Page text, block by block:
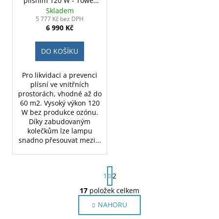
Pro
Skladem
5 777 Kč bez DPH
6 990 Kč
DO KOŠÍKU
Pro likvidaci a prevenci
plísní ve vnitřních
prostorách, vhodné až do
60 m2. Vysoký výkon 120
W bez produkce ozónu.
Díky zabudovaným
kolečkům lze lampu
snadno přesouvat mezi...
O
v
S
t
r
á
n
1
2
17 položek celkem
NAHORU